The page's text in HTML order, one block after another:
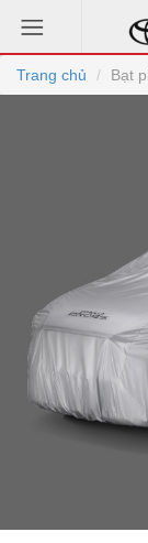
Trang chủ Bạt